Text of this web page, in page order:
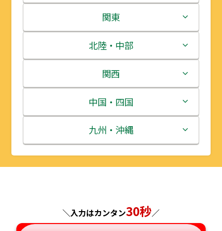
北海道
青森県
岩手県
宮城県
秋田県
山形県
関東
茨城県
栃木県
群馬県
埼玉県
千葉県
神奈川県
北陸・中部
新潟県
富山県
石川県
福井県
長野県
関西
三重県
滋賀県
京都府
兵庫県
中国・四国
鳥取県
島根県
広島県
九州・沖縄
福岡県
長崎県
＼入力はカンタン30秒／